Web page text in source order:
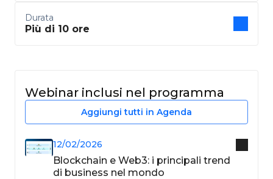
Durata
Più di 10 ore
Webinar inclusi nel programma
Aggiungi tutti in Agenda
12/02/2026
Blockchain e Web3: i principali trend
di business nel mondo